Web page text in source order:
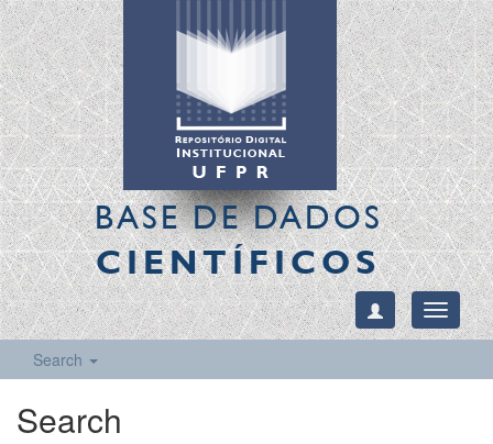
BASE DE DADOS
CIENTÍFICOS
Toggle
Search
Search